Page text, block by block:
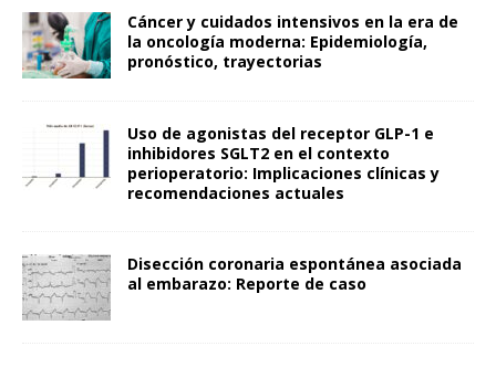
Cáncer y cuidados intensivos en la era de
la oncología moderna: Epidemiología,
pronóstico, trayectorias
Uso de agonistas del receptor GLP-1 e
inhibidores SGLT2 en el contexto
perioperatorio: Implicaciones clínicas y
recomendaciones actuales
Disección coronaria espontánea asociada
al embarazo: Reporte de caso